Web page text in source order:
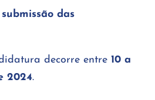
das
decorre entre 10 a
2024.